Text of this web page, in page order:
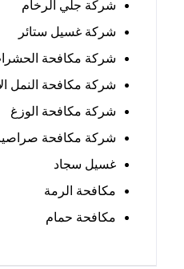
شركة جلي الرخام
شركة غسيل ستائر
شركة مكافحة
شركة مكافحة النمل
شركة مكافحة الوزغ
شركة مكافحة
غسيل سجاد
مكافحة الرمة
مكافحة حمام